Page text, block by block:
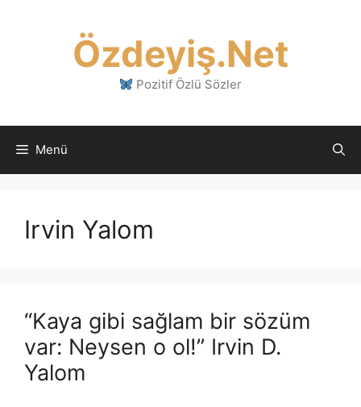
Özdeyiş.Net
Pozitif Özlü Sözler
Menü
Irvin Yalom
“Kaya gibi sağlam bir sözüm
var: Neysen o ol!” Irvin D.
Yalom